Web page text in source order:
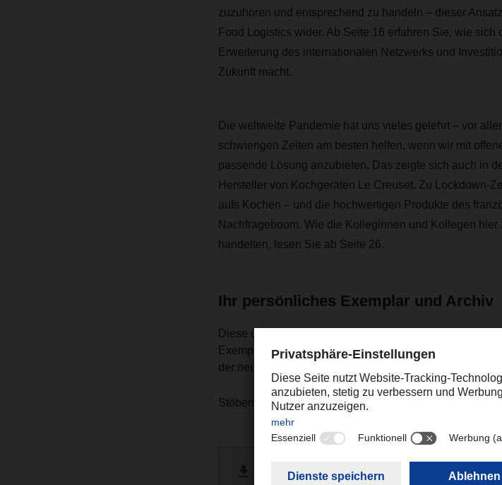
zuzuhören und entsprechend zu handeln – dieser
Food Logistics wider. Ab Seite 16 erfahren Sie, wie
Erweiterung des internationalen Netzwerks und
Zukunft macht.
Die weltweite Pandemie hat uns vieles gelehrt – vor
schwierigen Zeiten am besten helfen, wenn wir mit
passende Lösung anzubieten. Das zeigte sich auch in
Hersteller von Kochgeräten Le Creuset. Zu Lockdown-
aufs Kochen – und die hochwertigen Produkte des
Nachfrageboom. Wie die Kolleginnen und Kollegen hier
handelten, lesen Sie ab Seite 26.
Ihr persönliches Exemplar und Archiv
Diese und viele weitere Geschichten finden Sie im
Exemplar inIhrer Niederlassungoder hier als PDF. Wir
der neuen Ausgabe.
Stöbern Sie auch gerne in unseren älteren
PDF (6,01 MB)